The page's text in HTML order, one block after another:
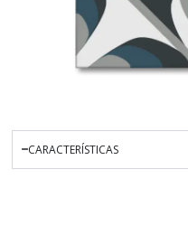
CARACTERÍSTICAS